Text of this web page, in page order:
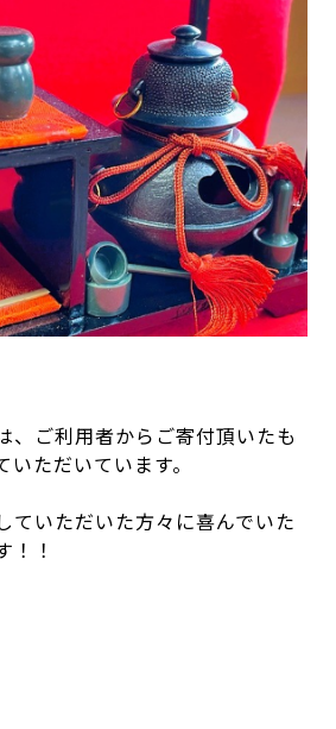
、ご利用者からご寄付頂いたも
ただいています。
ていただいた方々に喜んでいた
！！